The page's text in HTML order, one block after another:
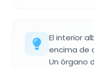
El interior
encima de
Un órgano